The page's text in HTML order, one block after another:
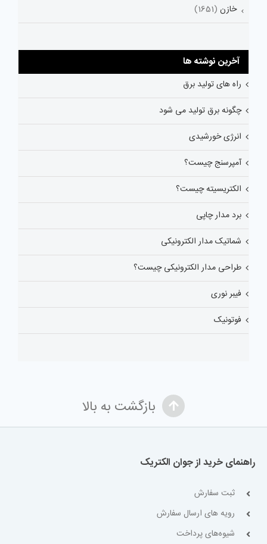
خازن (1651)
آخرین نوشته ها
راه های تولید برق
چگونه برق تولید می شود
انرژی خورشیدی
آمپرسنج چیست؟
الکتریسیته چیست؟
برد مدار چاپی
شماتیک مدار الکترونیکی
طراحی مدار الکترونیکی چیست؟
فیبر نوری
فوتونیک
بازگشت به بالا
راهنمای خرید از جوان الکتریک
ثبت سفارش
رویه های ارسال سفارش
شیوه‌های پرداخت